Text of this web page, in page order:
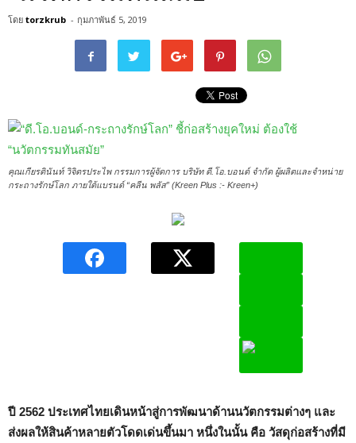
โดย torzkrub - กุมภาพันธ์ 5, 2019
คุณเกียรตินันท์ วิจิตรประไพ กรรมการผู้จัดการ บริษัท ดี.โอ.บอนด์ จำกัด ผู้ผลิตและจำหน่าย
กระถางรักษ์โลก ภายใต้แบรนด์ “คลีน พลัส” (Kreen Plus :- Kreen+)
ปี 2562 ประเทศไทยเดินหน้าสู่การพัฒนาด้านนวัตกรรมต่างๆ และ
ส่งผลให้สินค้าหลายตัวโดดเด่นขึ้นมา หนึ่งในนั้น คือ วัสดุก่อสร้างที่มี